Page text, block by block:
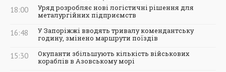
18:00
Уряд розробляє нові логістичні рішення для
металургійних підприємств
16:48
У Запоріжжі вводять тривалу комендантську
годину, змінено маршрути поїздів
15:30
Окупанти збільшують кількість військових
кораблів в Азовському морі